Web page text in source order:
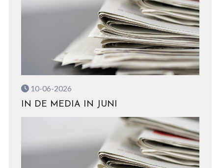
10-06-2026
IN DE MEDIA IN JUNI